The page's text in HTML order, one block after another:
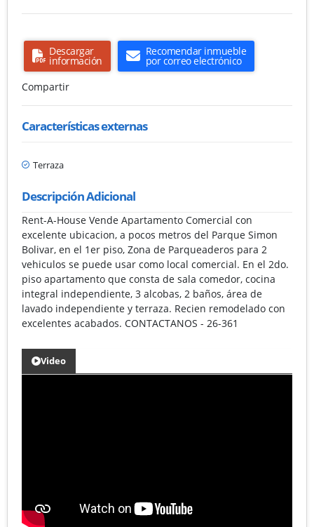
Descargar
información
Recomendar inmueble
por correo electrónico
Compartir
Características externas
Terraza
Descripción Adicional
Rent-A-House Vende Apartamento Comercial con
excelente ubicacion, a pocos metros del Parque Simon
Bolivar, en el 1er piso, Zona de Parqueaderos para 2
vehiculos se puede usar como local comercial. En el 2do.
piso apartamento que consta de sala comedor, cocina
integral independiente, 3 alcobas, 2 baños, área de
lavado independiente y terraza. Recien remodelado con
excelentes acabados. CONTACTANOS - 26-361
Video